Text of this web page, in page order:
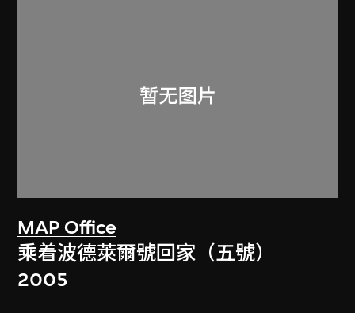
MAP Office
乘着波德萊爾號回家（五號）
2005